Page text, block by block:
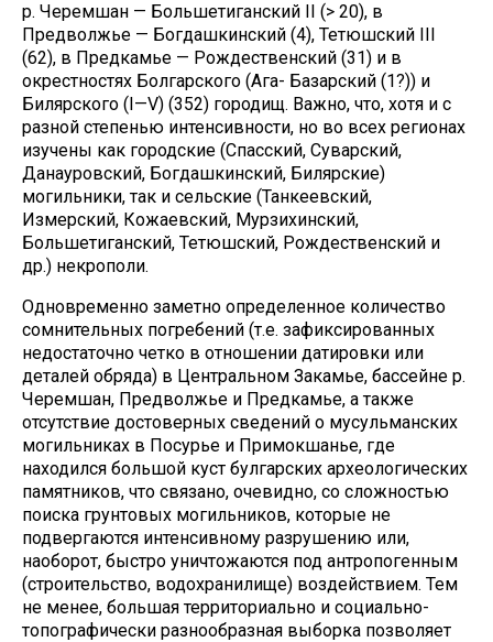
р. Черемшан — Большетиганский II (> 20), в
Предволжье — Богдашкинский (4), Тетюшский III
(62), в Предкамье — Рождественский (31) и в
окрестностях Болгарского (Ага- Базарский (1?)) и
Билярского (I—V) (352) городищ. Важно, что, хотя и с
разной степенью интенсивности, но во всех регионах
изучены как городские (Спасский, Суварский,
Данауровский, Богдашкинский, Билярские)
могильники, так и сельские (Танкеевский,
Измерский, Кожаевский, Мурзихинский,
Большетиганский, Тетюшский, Рождественский и
др.) некрополи.
Одновременно заметно определенное количество
сомнительных погребений (т.е. зафиксированных
недостаточно четко в отношении датировки или
деталей обряда) в Центральном Закамье, бассейне р.
Черемшан, Предволжье и Предкамье, а также
отсутствие достоверных сведений о мусульманских
могильниках в Посурье и Примокшанье, где
находился большой куст булгарских археологических
памятников, что связано, очевидно, со сложностью
поиска грунтовых могильников, которые не
подвергаются интенсивному разрушению или,
наоборот, быстро уничтожаются под антропогенным
(строительство, водохранилище) воздействием. Тем
не менее, большая территориально и социально-
топографически разнообразная выборка позволяет